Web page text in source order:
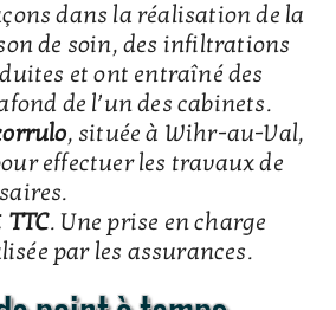
dans la réalisation de la
de soin, des infiltrations
et ont entraîné des
de l’un des cabinets.
, située à Wihr-au-Val,
effectuer les travaux de
TTC. Une prise en charge
par les assurances.